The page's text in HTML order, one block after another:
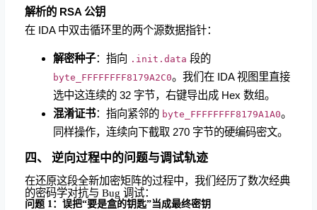
解析的 RSA 公钥
在 IDA 中双击循环里的两个源数据指针：
解密种子：指向 .init.data 段的
byte_FFFFFFFF8179A2C0。我们在 IDA 视图里直接
选中这连续的 32 字节，右键导出成 Hex 数组。
混淆证书：指向紧邻的 byte_FFFFFFFF8179A1A0。
同样操作，连续向下截取 270 字节的硬编码密文。
四、 逆向过程中的问题与调试轨迹
在还原这段全新加密矩阵的过程中，我们经历了数次经典
的密码学对抗与 Bug 调试：
问题 1：误把“要是盒的钥匙”当成最终密钥